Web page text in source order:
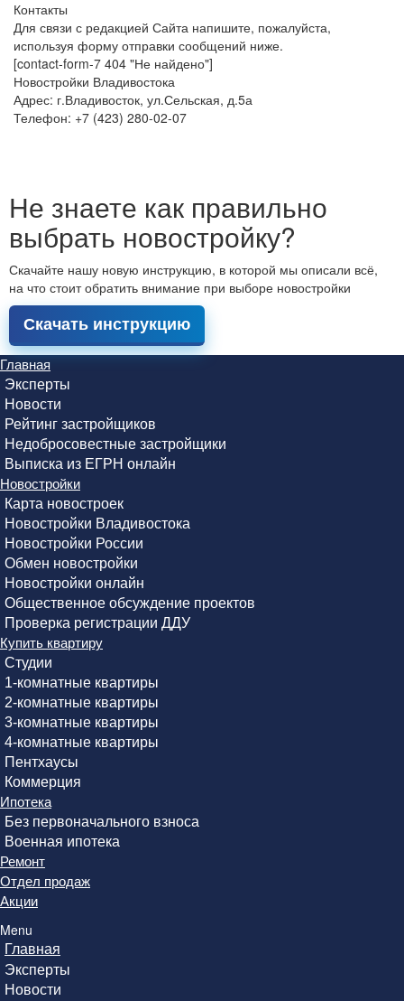
Контакты
Для связи с редакцией Сайта напишите, пожалуйста,
используя форму отправки сообщений ниже.
[contact-form-7 404 "Не найдено"]
Новостройки Владивостока
Адрес: г.Владивосток, ул.Сельская, д.5а
Телефон: +7 (423) 280-02-07
Не знаете как правильно
выбрать новостройку?
Скачайте нашу новую инструкцию, в которой мы описали всё,
на что стоит обратить внимание при выборе новостройки
Скачать инструкцию
Главная
Эксперты
Новости
Рейтинг застройщиков
Недобросовестные застройщики
Выписка из ЕГРН онлайн
Новостройки
Карта новостроек
Новостройки Владивостока
Новостройки России
Обмен новостройки
Новостройки онлайн
Общественное обсуждение проектов
Проверка регистрации ДДУ
Купить квартиру
Студии
1-комнатные квартиры
2-комнатные квартиры
3-комнатные квартиры
4-комнатные квартиры
Пентхаусы
Коммерция
Ипотека
Без первоначального взноса
Военная ипотека
Ремонт
Отдел продаж
Акции
Menu
Главная
Эксперты
Новости